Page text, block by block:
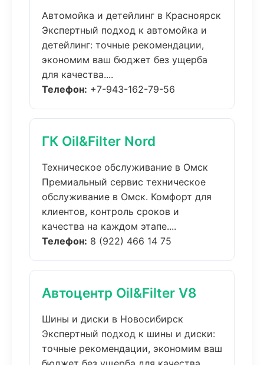
Автомойка и детейлинг в Красноярск
Экспертный подход к автомойка и
детейлинг: точные рекомендации,
экономим ваш бюджет без ущерба
для качества....
Телефон: +7-943-162-79-56
ГК Oil&Filter Nord
Техническое обслуживание в Омск
Премиальный сервис техническое
обслуживание в Омск. Комфорт для
клиентов, контроль сроков и
качества на каждом этапе....
Телефон: 8 (922) 466 14 75
Автоцентр Oil&Filter V8
Шины и диски в Новосибирск
Экспертный подход к шины и диски:
точные рекомендации, экономим ваш